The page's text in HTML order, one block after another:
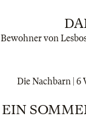
Bewohner von
Die Nachbarn | 6
EIN